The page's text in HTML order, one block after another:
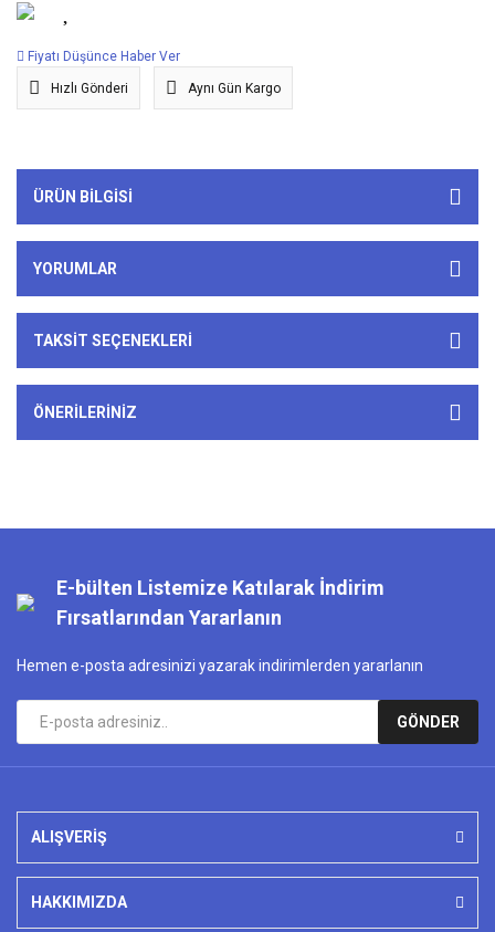
Fiyatı Düşünce Haber Ver
Hızlı Gönderi Aynı Gün Kargo
ÜRÜN BILGISI
YORUMLAR
TAKSIT SEÇENEKLERI
ÖNERILERINIZ
E-bülten Listemize Katılarak İndirim
Fırsatlarından Yararlanın
Hemen e-posta adresinizi yazarak indirimlerden yararlanın
GÖNDER
ALIŞVERİŞ
HAKKIMIZDA